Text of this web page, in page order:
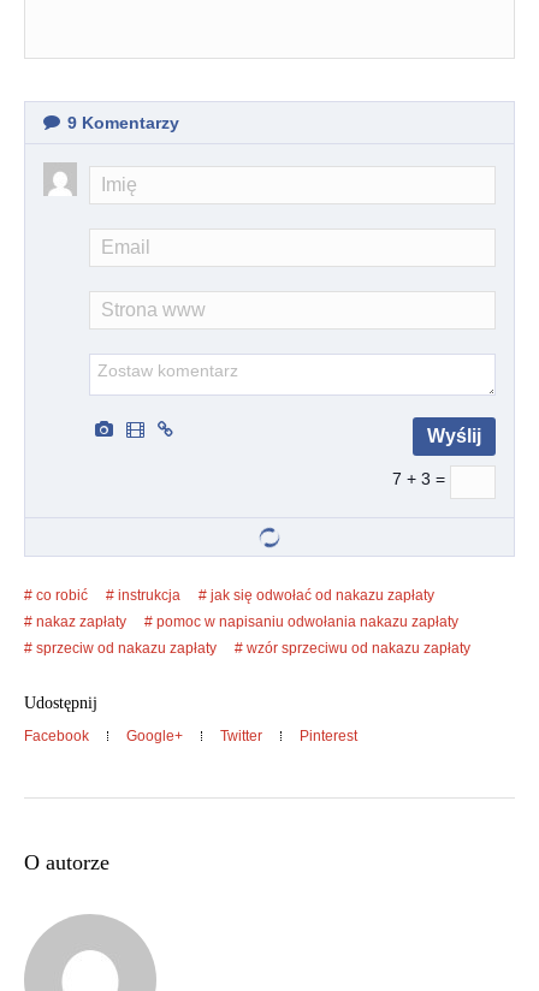
9 Komentarzy
7 + 3 =
co robić instrukcja
jak się odwołać od nakazu zapłaty
nakaz zapłaty
pomoc w napisaniu odwołania nakazu zapłaty
sprzeciw od nakazu zapłaty
wzór sprzeciwu od nakazu zapłaty
Udostępnij
Facebook Google+ Twitter Pinterest
O autorze